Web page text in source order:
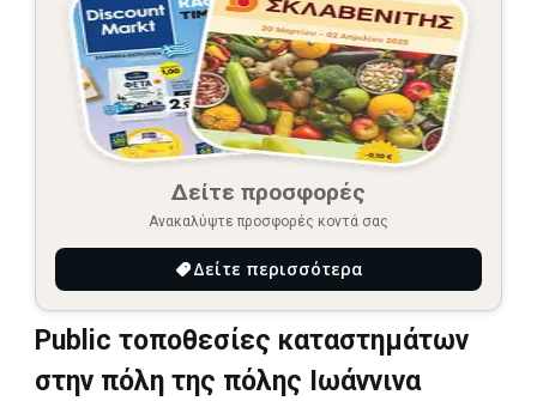
Δείτε προσφορές
Ανακαλύψτε προσφορές κοντά σας
Δείτε περισσότερα
Public τοποθεσίες καταστημάτων
στην πόλη της πόλης Ιωάννινα